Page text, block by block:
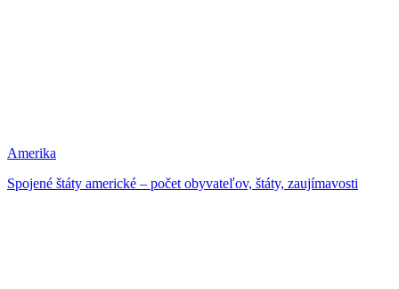
Amerika
Spojené štáty americké – počet obyvateľov, štáty, zaujímavosti